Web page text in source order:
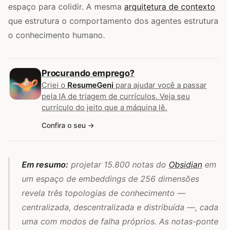
espaço para colidir. A mesma arquitetura de contexto
que estrutura o comportamento dos agentes estrutura
o conhecimento humano.
Procurando emprego?
Criei o ResumeGeni para ajudar você a passar
pela IA de triagem de currículos. Veja seu
currículo do jeito que a máquina lê.
Confira o seu
Em resumo: projetar 15.800 notas do Obsidian em
um espaço de embeddings de 256 dimensões
revela três topologias de conhecimento —
centralizada, descentralizada e distribuída —, cada
uma com modos de falha próprios. As notas-ponte